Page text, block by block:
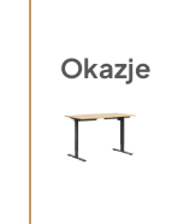
Okazje